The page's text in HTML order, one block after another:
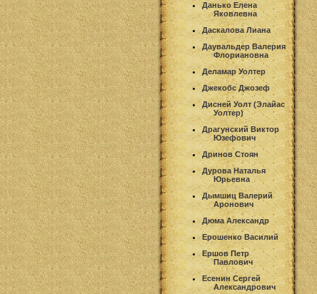
Данько Елена
Яковлевна
Даскалова Лиана
Даувальдер Валерия
Флориановна
Деламар Уолтер
Джекобс Джозеф
Дисней Уолт (Элайас
Уолтер)
Драгунский Виктор
Юзефович
Дринов Стоян
Дурова Наталья
Юрьевна
Дымшиц Валерий
Аронович
Дюма Александр
Ерошенко Василий
Ершов Петр
Павлович
Есенин Сергей
Александрович